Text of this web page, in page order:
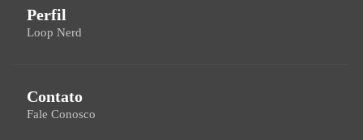
Perfil
Loop Nerd
Contato
Fale Conosco